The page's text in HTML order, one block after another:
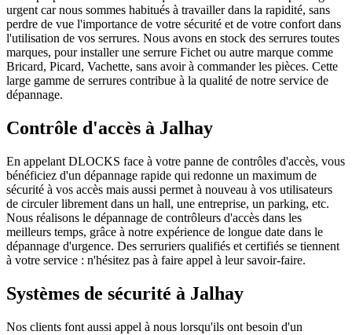
urgent car nous sommes habitués à travailler dans la rapidité, sans
perdre de vue l'importance de votre sécurité et de votre confort dans
l'utilisation de vos serrures. Nous avons en stock des serrures toutes
marques, pour installer une serrure Fichet ou autre marque comme
Bricard, Picard, Vachette, sans avoir à commander les pièces. Cette
large gamme de serrures contribue à la qualité de notre service de
dépannage.
Contrôle d'accès à Jalhay
En appelant DLOCKS face à votre panne de contrôles d'accès, vous
bénéficiez d'un dépannage rapide qui redonne un maximum de
sécurité à vos accès mais aussi permet à nouveau à vos utilisateurs
de circuler librement dans un hall, une entreprise, un parking, etc.
Nous réalisons le dépannage de contrôleurs d'accès dans les
meilleurs temps, grâce à notre expérience de longue date dans le
dépannage d'urgence. Des serruriers qualifiés et certifiés se tiennent
à votre service : n'hésitez pas à faire appel à leur savoir-faire.
Systèmes de sécurité à Jalhay
Nos clients font aussi appel à nous lorsqu'ils ont besoin d'un